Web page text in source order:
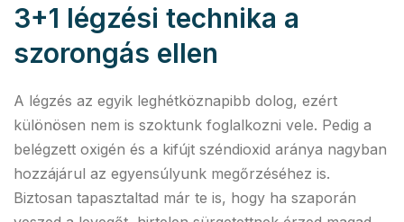
3+1 légzési technika a
szorongás ellen
A légzés az egyik leghétköznapibb dolog, ezért
különösen nem is szoktunk foglalkozni vele. Pedig a
belégzett oxigén és a kifújt széndioxid aránya nagyban
hozzájárul az egyensúlyunk megőrzéséhez is.
Biztosan tapasztaltad már te is, hogy ha szaporán